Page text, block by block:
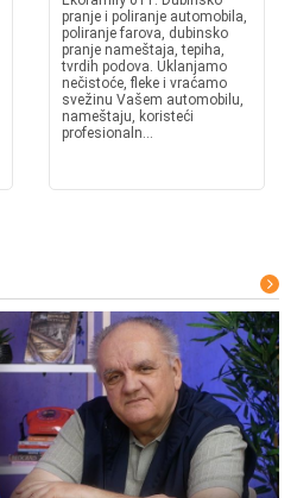
pranje i poliranje automobila,
poliranje farova, dubinsko
pranje nameštaja, tepiha,
tvrdih podova. Uklanjamo
nečistoće, fleke i vraćamo
svežinu Vašem automobilu,
nameštaju, koristeći
profesionaln...